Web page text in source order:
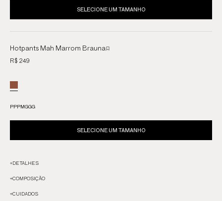
SELECIONE UM TAMANHO
Hotpants Mah Marrom Brauna
R$ 249
PPPMGGG
SELECIONE UM TAMANHO
+DETALHES
+COMPOSIÇÃO
+CUIDADOS